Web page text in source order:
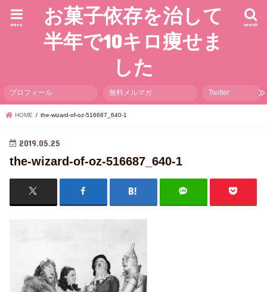
お菓子依存を治して
半年で10キロ痩せま
した
search
menu
プロフィール 無料メルマガ Twitter
HOME the-wizard-of-oz-516687_640-1
2019.05.25
the-wizard-of-oz-516687_640-1